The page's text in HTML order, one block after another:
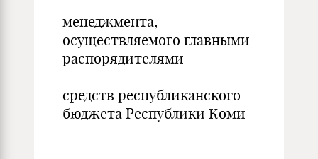
менеджмента,
осуществляемого главными
распорядителями
средств республиканского
бюджета Республики Коми